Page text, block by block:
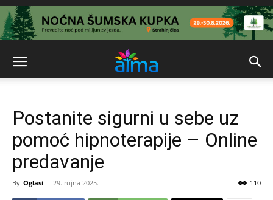
Postanite sigurni u sebe uz
pomoć hipnoterapije – Online
predavanje
By Oglasi - 29. rujna 2025. 110